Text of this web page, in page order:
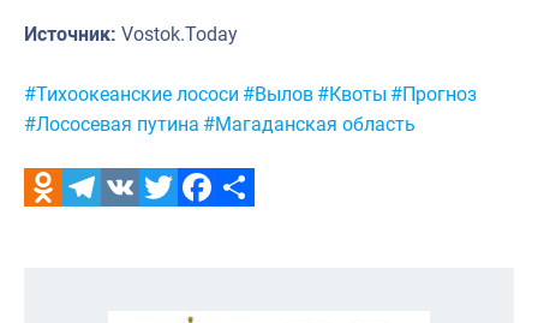
Источник: Vostok.Today
Метки:
#Тихоокеанские лососи #Вылов #Квоты #Прогноз
#Лососевая путина #Магаданская область